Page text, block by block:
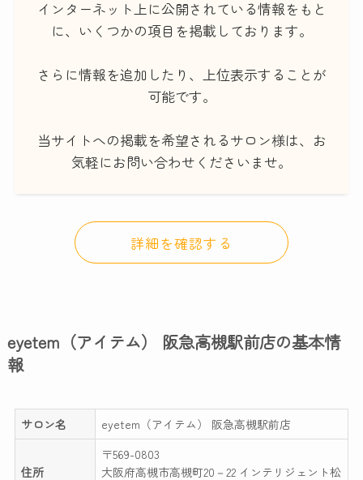
インターネット上に公開されている情報をもと
に、いくつかの項目を掲載しております。
さらに情報を追加したり、上位表示することが
可能です。
当サイトへの掲載を希望されるサロン様は、お
気軽にお問い合わせくださいませ。
詳細を確認する
eyetem（アイテム） 阪急高槻駅前店の基本情
報
サロン名 eyetem（アイテム） 阪急高槻駅前店
住所
〒569-0803
大阪府高槻市高槻町20－22 インテリジェント松